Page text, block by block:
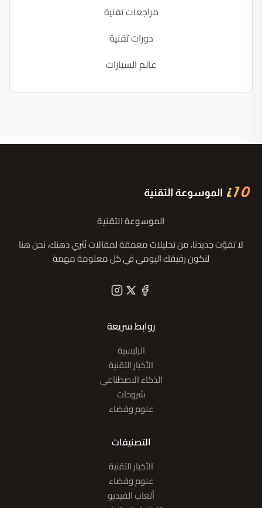
مراجعات تقنية
دورات تقنية
عالم السيارات
الموسوعة التقنية
لا تفوّت جديدنا، من تحليلات معمقة لمقالات تُثري ذهنك، نحن هنا
لنكون رفيقك اليومي في كل معلومة مهمة
روابط سريعة
الرئيسية
الأخبار التقنية
الذكاء الاصطناعي
شروحات
علوم وفضاء
التصنيفات
الأخبار التقنية
علوم وفضاء
ألعاب الفيديو